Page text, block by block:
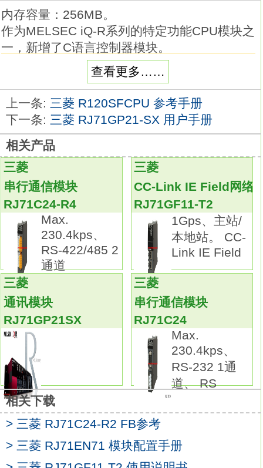
内存容量：256MB。
作为MELSEC iQ-R系列的特定功能CPU模块之
一，新增了C语言控制器模块。
基于多核ARM®开发出的C语言控制器可同时
执行多个程序。
此外，兼具坚固性和定时性的C语言控制器还
可用作代替计算机/微机的平台。
而且， C语言控制器采用了无风扇构造，不会
扬起灰尘，最适合在微芯片工厂等清洁环境中
使用RJ71EN71
发挥MELSEC iQ-R系列高性能、 灵活、 坚固
的特点，可在各种工业用途上实现自动化。
可简单运用3种工具软件。
C语言控制器上已安装了内嵌各种驱动程序的
实时OS。可通过专用函数轻松访问各种模块，
无需开发驱动程序和安装新的OS，通过专用函
数即可访问各种模块，
可简单部署，降低成开发成本。
可运用CW Workbench（编程软件）、 CW
Configurator（设定、监控工具）和CW-Sim（
VxWorks®的模拟工具），
为C语言程序开发提供强力支持。
可轻松编程，对微处理器无限制。
通过使用C语言控制器模块专用函数（ CCPU
函数）、 MELSEC通信函数（ MD函数），
可轻松访问C语言控制器模块、 I/O模块、智能
功能模块、网络模块、可编程控制器CPU和运
动CPU等，
查看更多……
上一条: 三菱 R120SFCPU 参考手册
下一条: 三菱 RJ71GP21-SX 用户手册
相关产品
三菱
串行通信模块
RJ71C24-R4
Max.
230.4kps、
RS-422/485 2
通道
三菱
CC-Link IE Field网络
RJ71GF11-T2
1Gps、主站/
本地站。 CC-
Link IE Field
三菱
通讯模块
RJ71GP21SX
三菱
串行通信模块
RJ71C24
Max.
230.4kps、
RS-232 1通
道、 RS
相关下载
> 三菱 RJ71C24-R2 FB参考
> 三菱 RJ71EN71 模块配置手册